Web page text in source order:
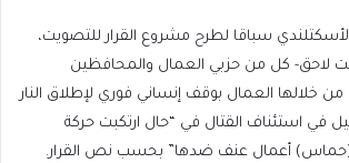
سباقا لطرح مشروع القرار للتصويت،
لاحق- كل من حزبي العمال والمحافظين
خلالها العمال بوقف إنساني فوري لإطلاق النار
في استئناف القتال في “حال ارتكبت حركة
(حماس) أعمال عنف ضدها” بحسب نص القرار.